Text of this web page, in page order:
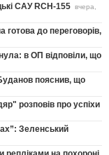
САУ RCH-155 вчера,
готова до переговорів,
в ОП відповіли, що
пояснив, що
розповів про успіхи
Зеленський